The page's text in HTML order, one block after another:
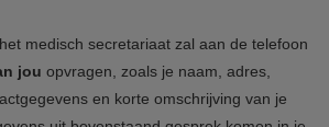
medisch secretariaat zal aan de telefoon
jou opvragen, zoals je naam, adres,
en korte omschrijving van je